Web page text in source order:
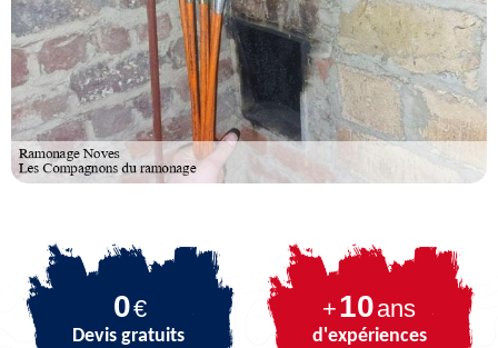
0€
Devis gratuits
+10ans
d'expériences